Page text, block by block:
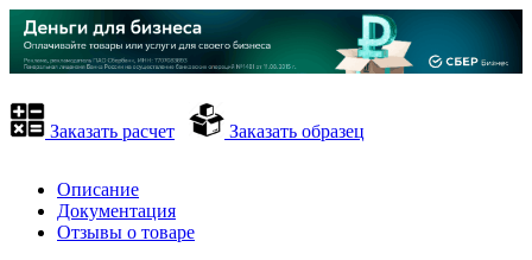
Заказать расчет Заказать образец
Описание
Документация
Отзывы о товаре